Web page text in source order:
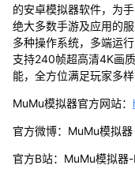
的安卓模拟器软件，为
绝大多数手游及应用的
多种操作系统，多端运
支持240帧超高清4K画
能，全方位满足玩家多样
MuMu模拟器官方网站：
官方微博：MuMu模拟器
官方B站：MuMu模拟器